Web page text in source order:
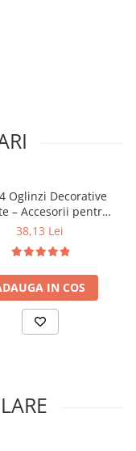
Oglinzi Decorative
– Accesorii pentru
Interior, Ideal pentru
38,13 Lei
IN COS